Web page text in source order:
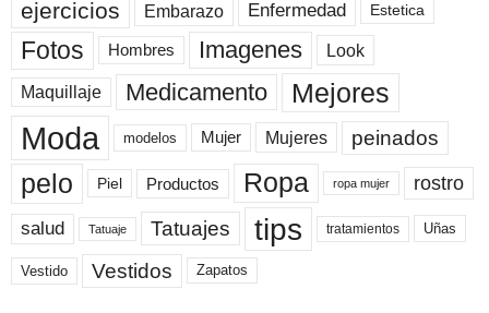
ejercicios Embarazo Enfermedad Estetica
Fotos Hombres Imagenes Look
Maquillaje Medicamento Mejores
Moda modelos Mujer Mujeres peinados
pelo Piel Productos Ropa ropa mujer rostro
salud Tatuaje Tatuajes tips tratamientos Uñas
Vestido Vestidos Zapatos